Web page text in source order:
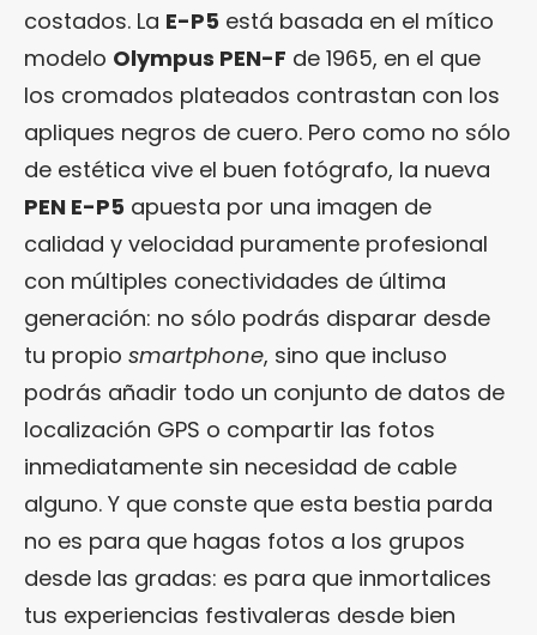
costados. La E-P5 está basada en el mítico
modelo Olympus PEN-F de 1965, en el que
los cromados plateados contrastan con los
apliques negros de cuero. Pero como no sólo
de estética vive el buen fotógrafo, la nueva
PEN E-P5 apuesta por una imagen de
calidad y velocidad puramente profesional
con múltiples conectividades de última
generación: no sólo podrás disparar desde
tu propio smartphone, sino que incluso
podrás añadir todo un conjunto de datos de
localización GPS o compartir las fotos
inmediatamente sin necesidad de cable
alguno. Y que conste que esta bestia parda
no es para que hagas fotos a los grupos
desde las gradas: es para que inmortalices
tus experiencias festivaleras desde bien